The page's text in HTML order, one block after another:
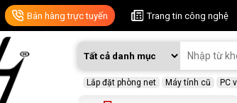
Bán hàng trực tuyến Trang tin công nghệ
Lắp đặt phòng net Máy tính cũ PC